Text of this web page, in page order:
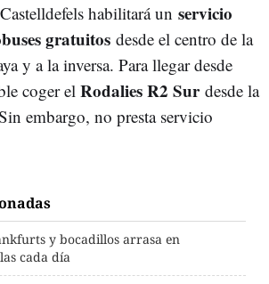
habilitará un servicio
gratuitos desde el centro de la
y a la inversa. Para llegar desde
coger el Rodalies R2 Sur desde la
embargo, no presta servicio
y bocadillos arrasa en
cada día